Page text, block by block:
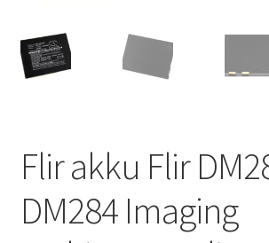
Flir akku Flir
DM284 Imaging